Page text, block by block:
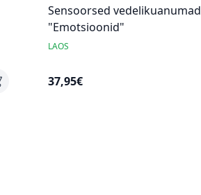
Sensoorsed vedelikuanumad
"Emotsioonid"
LAOS
37,95€